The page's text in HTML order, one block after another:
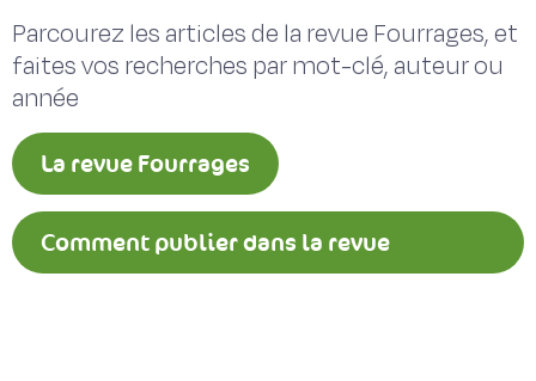
Parcourez les articles de la revue Fourrages, et
faites vos recherches par mot-clé, auteur ou
année
La revue Fourrages
Comment publier dans la revue